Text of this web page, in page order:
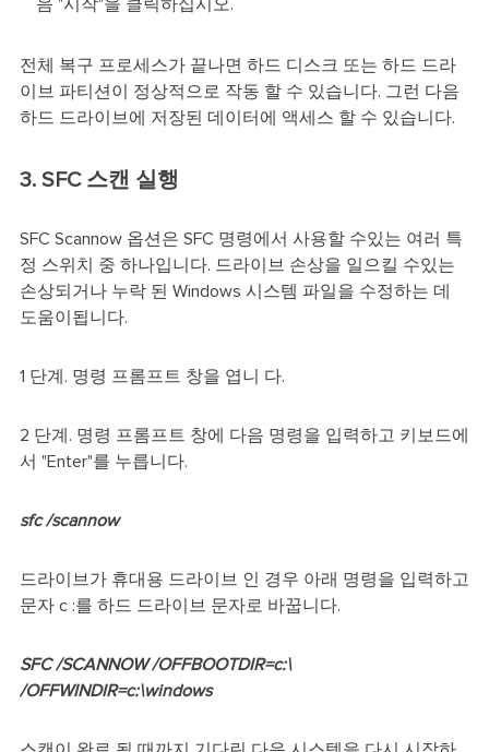
음 "시작"을 클릭하십시오.
전체 복구 프로세스가 끝나면 하드 디스크 또는 하드 드라
이브 파티션이 정상적으로 작동 할 수 있습니다. 그런 다음
하드 드라이브에 저장된 데이터에 액세스 할 수 있습니다.
3. SFC 스캔 실행
SFC Scannow 옵션은 SFC 명령에서 사용할 수있는 여러 특
정 스위치 중 하나입니다. 드라이브 손상을 일으킬 수있는
손상되거나 누락 된 Windows 시스템 파일을 수정하는 데
도움이됩니다.
1 단계. 명령 프롬프트 창을 엽니 다.
2 단계. 명령 프롬프트 창에 다음 명령을 입력하고 키보드에
서 "Enter"를 누릅니다.
sfc /scannow
드라이브가 휴대용 드라이브 인 경우 아래 명령을 입력하고
문자 c :를 하드 드라이브 문자로 바꿉니다.
SFC /SCANNOW /OFFBOOTDIR=c:\
/OFFWINDIR=c:\windows